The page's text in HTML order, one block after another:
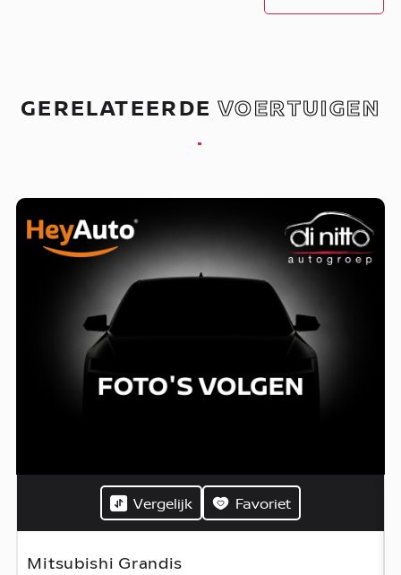
GERELATEERDEVOERTUIGEN
.
Vergelijk Favoriet
Mitsubishi Grandis